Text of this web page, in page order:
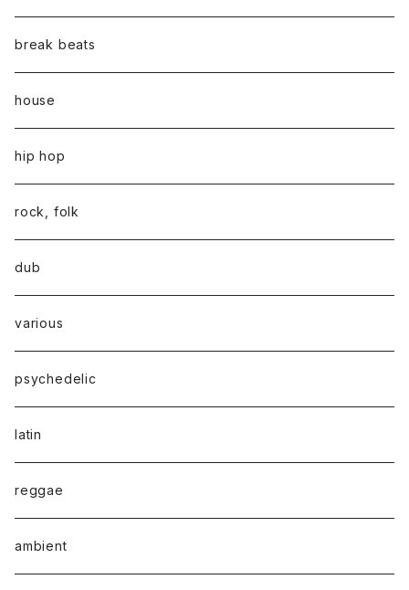
break beats
house
hip hop
rock, folk
dub
various
psychedelic
latin
reggae
ambient